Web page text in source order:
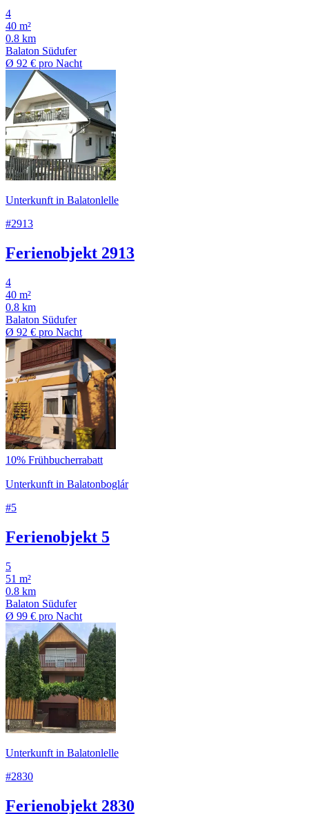
4
40 m²
0.8 km
Balaton Südufer
Ø 92 € pro Nacht
Unterkunft in Balatonlelle
#2913
Ferienobjekt 2913
4
40 m²
0.8 km
Balaton Südufer
Ø 92 € pro Nacht
10% Frühbucherrabatt
Unterkunft in Balatonboglár
#5
Ferienobjekt 5
5
51 m²
0.8 km
Balaton Südufer
Ø 99 € pro Nacht
Unterkunft in Balatonlelle
#2830
Ferienobjekt 2830